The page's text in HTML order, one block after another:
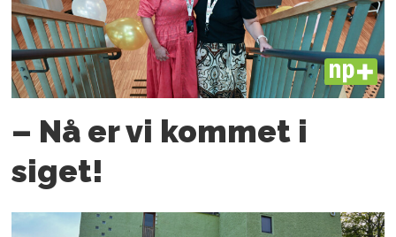
PLUS
– Nå er vi kommet i
siget!